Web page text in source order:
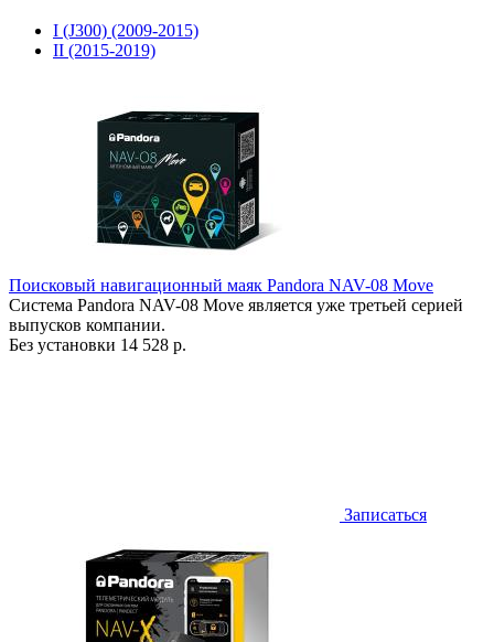
I (J300) (2009-2015)
II (2015-2019)
Поисковый навигационный маяк Pandora NAV-08 Move
Система Pandora NAV-08 Move является уже третьей серией
выпусков компании.
Без установки 14 528 р.
Записаться